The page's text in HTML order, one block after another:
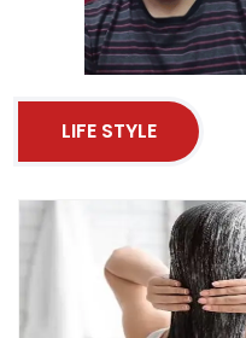
LIFE STYLE